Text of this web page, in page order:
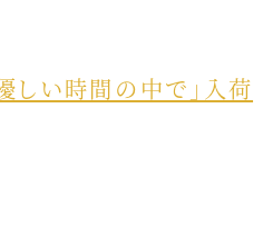
しい時間の中で」入荷